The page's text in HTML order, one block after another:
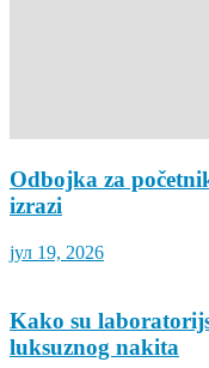
Odbojka za
izrazi
јул 19, 2026
Kako su
luksuznog nakita